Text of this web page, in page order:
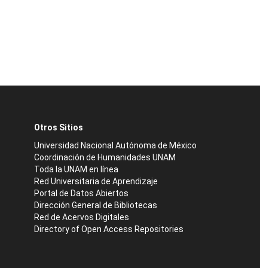
Otros Sitios
Universidad Nacional Autónoma de México
Coordinación de Humanidades UNAM
Toda la UNAM en línea
Red Universitaria de Aprendizaje
Portal de Datos Abiertos
Dirección General de Bibliotecas
Red de Acervos Digitales
Directory of Open Access Repositories